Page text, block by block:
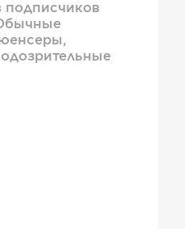
подписчиков